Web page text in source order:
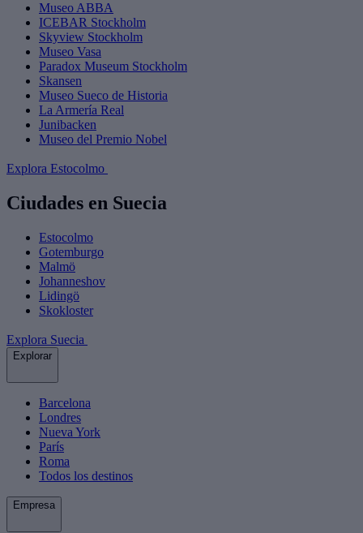
Museo ABBA
ICEBAR Stockholm
Skyview Stockholm
Museo Vasa
Paradox Museum Stockholm
Skansen
Museo Sueco de Historia
La Armería Real
Junibacken
Museo del Premio Nobel
Explora Estocolmo
Ciudades en Suecia
Estocolmo
Gotemburgo
Malmö
Johanneshov
Lidingö
Skokloster
Explora Suecia
Explorar
Barcelona
Londres
Nueva York
París
Roma
Todos los destinos
Empresa